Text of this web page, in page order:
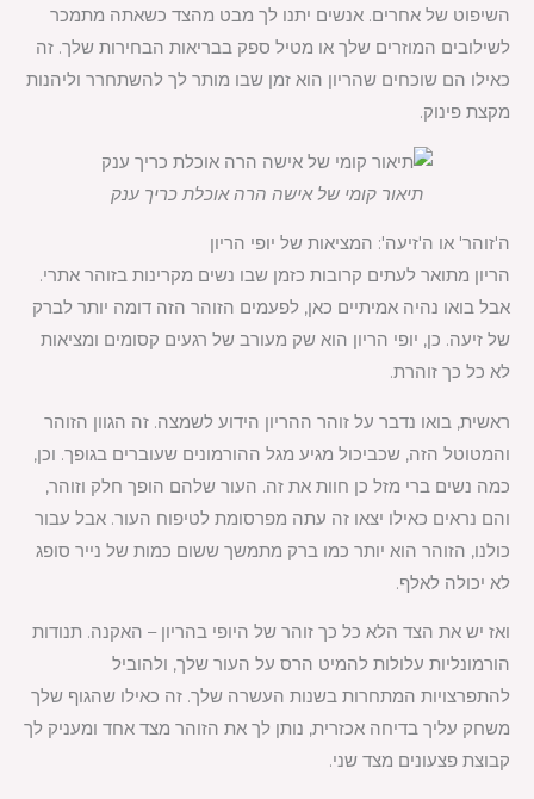
השיפוט של אחרים. אנשים יתנו לך מבט מהצד כשאתה מתמכר
לשילובים המוזרים שלך או מטיל ספק בבריאות הבחירות שלך. זה
כאילו הם שוכחים שהריון הוא זמן שבו מותר לך להשתחרר וליהנות
מקצת פינוק.
תיאור קומי של אישה הרה אוכלת כריך ענק
ה'זוהר' או ה'זיעה': המציאות של יופי הריון
הריון מתואר לעתים קרובות כזמן שבו נשים מקרינות בזוהר אתרי.
אבל בואו נהיה אמיתיים כאן, לפעמים הזוהר הזה דומה יותר לברק
של זיעה. כן, יופי הריון הוא שק מעורב של רגעים קסומים ומציאות
לא כל כך זוהרת.
ראשית, בואו נדבר על זוהר ההריון הידוע לשמצה. זה הגוון הזוהר
והמטוטל הזה, שכביכול מגיע מגל ההורמונים שעוברים בגופך. וכן,
כמה נשים ברי מזל כן חוות את זה. העור שלהם הופך חלק וזוהר,
והם נראים כאילו יצאו זה עתה מפרסומת לטיפוח העור. אבל עבור
כולנו, הזוהר הוא יותר כמו ברק מתמשך ששום כמות של נייר סופג
לא יכולה לאלף.
ואז יש את הצד הלא כל כך זוהר של היופי בהריון – האקנה. תנודות
הורמונליות עלולות להמיט הרס על העור שלך, ולהוביל
להתפרצויות המתחרות בשנות העשרה שלך. זה כאילו שהגוף שלך
משחק עליך בדיחה אכזרית, נותן לך את הזוהר מצד אחד ומעניק לך
קבוצת פצעונים מצד שני.